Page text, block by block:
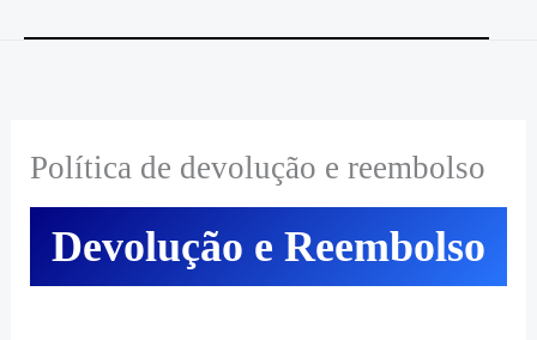
Política de devolução e reembolso
Devolução e Reembolso